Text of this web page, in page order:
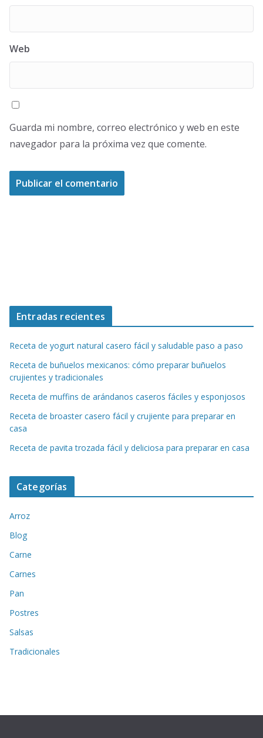
Web
Guarda mi nombre, correo electrónico y web en este
navegador para la próxima vez que comente.
Entradas recientes
Receta de yogurt natural casero fácil y saludable paso a paso
Receta de buñuelos mexicanos: cómo preparar buñuelos
crujientes y tradicionales
Receta de muffins de arándanos caseros fáciles y esponjosos
Receta de broaster casero fácil y crujiente para preparar en
casa
Receta de pavita trozada fácil y deliciosa para preparar en casa
Categorías
Arroz
Blog
Carne
Carnes
Pan
Postres
Salsas
Tradicionales